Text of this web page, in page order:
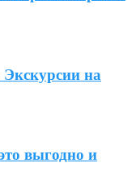
на
выгодно и